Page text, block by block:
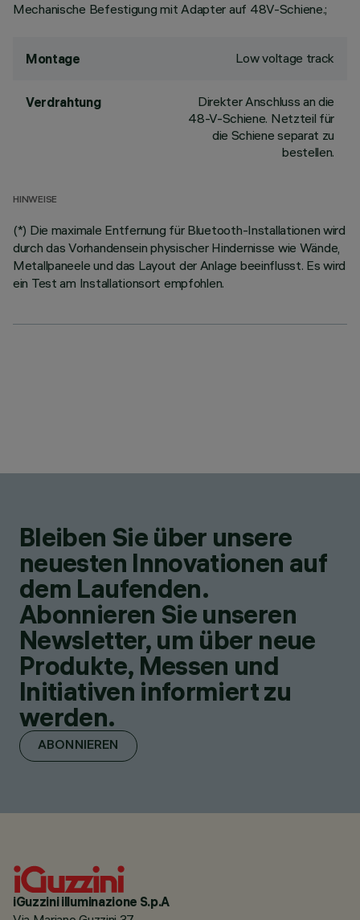
Mechanische Befestigung mit Adapter auf 48V-Schiene.;
Montage Low voltage track
Verdrahtung
Direkter Anschluss an die
48-V-Schiene. Netzteil für
die Schiene separat zu
bestellen.
HINWEISE
(*) Die maximale Entfernung für Bluetooth-Installationen wird
durch das Vorhandensein physischer Hindernisse wie Wände,
Metallpaneele und das Layout der Anlage beeinflusst. Es wird
ein Test am Installationsort empfohlen.
Bleiben Sie über unsere
neuesten Innovationen auf
dem Laufenden.
Abonnieren Sie unseren
Newsletter, um über neue
Produkte, Messen und
Initiativen informiert zu
werden.
ABONNIEREN
iGuzzini illuminazione S.p.A